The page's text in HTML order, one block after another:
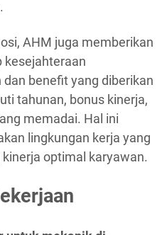
AHM juga memberikan
kesejahteraan
benefit yang diberikan
tahunan, bonus kinerja,
memadai. Hal ini
lingkungan kerja yang
optimal karyawan.